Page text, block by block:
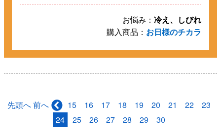
お悩み： 冷え、しびれ
購入商品： お日様のチカラ
先頭へ前へ 15 16 17 18 19 20 21 22
23
24
25 26 27 28 29 30